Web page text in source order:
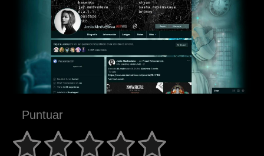
Puntuar